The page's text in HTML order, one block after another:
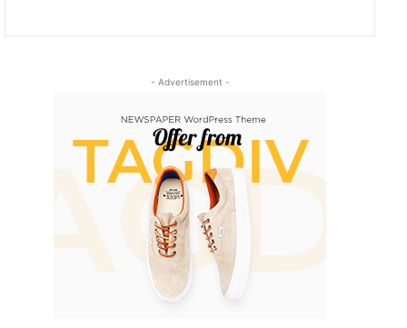
- Advertisement -